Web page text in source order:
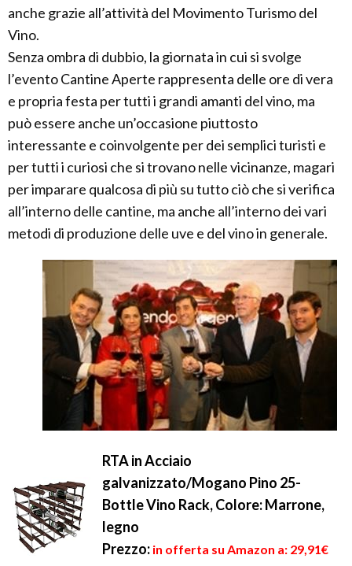
anche grazie all’attività del Movimento Turismo del
Vino.
Senza ombra di dubbio, la giornata in cui si svolge
l’evento Cantine Aperte rappresenta delle ore di vera
e propria festa per tutti i grandi amanti del vino, ma
può essere anche un’occasione piuttosto
interessante e coinvolgente per dei semplici turisti e
per tutti i curiosi che si trovano nelle vicinanze, magari
per imparare qualcosa di più su tutto ciò che si verifica
all’interno delle cantine, ma anche all’interno dei vari
metodi di produzione delle uve e del vino in generale.
RTA in Acciaio
galvanizzato/Mogano Pino 25-
Bottle Vino Rack, Colore: Marrone,
legno
Prezzo: in offerta su Amazon a: 29,91€